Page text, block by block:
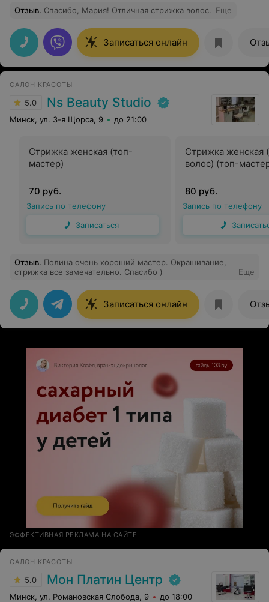
Отзыв. Спасибо, Мария! Отличная стрижка волос. Еще
Записаться онлайн
САЛОН КРАСОТЫ
5.0 Ns Beauty Studio
Минск, ул. 3-я Щорса, 9 до 21:00
Стрижка женская (топ-
мастер)
70 руб.
Запись по телефону
Записаться
Стрижка женская
волос) (топ-
80 руб.
Запись по телефону
Отзыв. Полина очень хороший мастер. Окрашивание,
стрижка все замечательно. Спасибо )
Еще
Записаться онлайн
ЭФФЕКТИВНАЯ РЕКЛАМА НА САЙТЕ
САЛОН КРАСОТЫ
5.0 Мон Платин Центр
Минск, ул. Романовская Слобода, 9 до 18:00